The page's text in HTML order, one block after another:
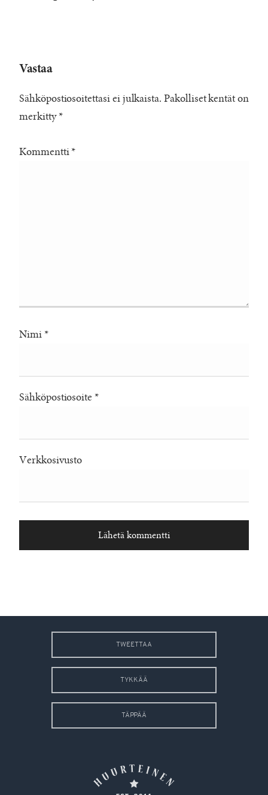
Vastaa
Sähköpostiosoitettasi ei julkaista. Pakolliset kentät on
merkitty *
Kommentti *
Nimi *
Sähköpostiosoite *
Verkkosivusto
TWEETTAA
TYKKÄÄ
TÄPPÄÄ